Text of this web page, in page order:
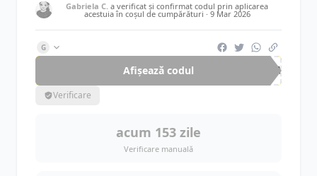
Gabriela C. a verificat și confirmat codul prin aplicarea
acestuia în coșul de cumpărături · 9 Mar 2026
G
Afișează codul VEA
Verificare
acum 153 zile
Verificare manuală